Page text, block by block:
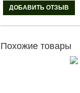
Похожие товары